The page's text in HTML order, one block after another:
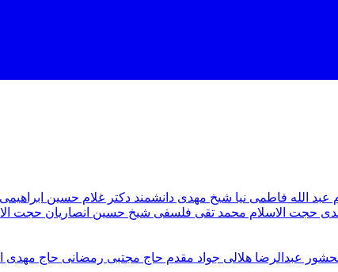
الله فاطمى نيا شيخ مهدى دانشمند دکتر غلام حسين ابراهيمی
حجت‌ الاسلام محمد تقی فلسفی شيخ حسين انصاريان حجت‌
عبدالرضا هلالی جواد مقدم حاج مجتبی رمضانی حاج مهدی